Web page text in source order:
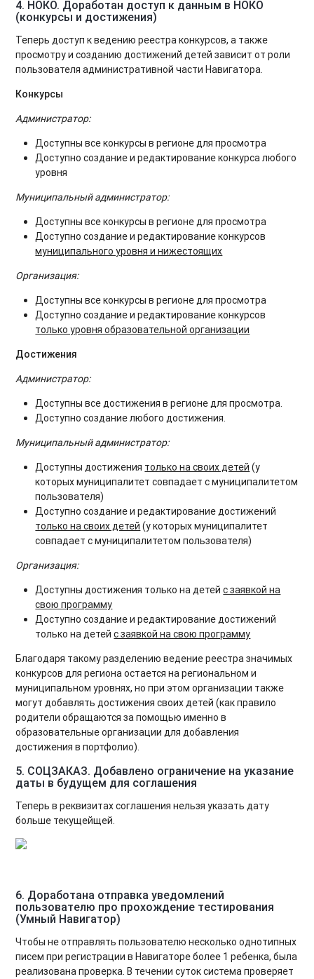
4. НОКО. Доработан доступ к данным в НОКО
(конкурсы и достижения)
Теперь доступ к ведению реестра конкурсов, а также
просмотру и созданию достижений детей зависит от роли
пользователя административной части Навигатора.
Конкурсы
Администратор:
Доступны все конкурсы в регионе для просмотра
Доступно создание и редактирование конкурса любого
уровня
Муниципальный администратор:
Доступны все конкурсы в регионе для просмотра
Доступно создание и редактирование конкурсов
муниципального уровня и нижестоящих
Организация:
Доступны все конкурсы в регионе для просмотра
Доступно создание и редактирование конкурсов
только уровня образовательной организации
Достижения
Администратор:
Доступны все достижения в регионе для просмотра.
Доступно создание любого достижения.
Муниципальный администратор:
Доступны достижения только на своих детей (у
которых муниципалитет совпадает с муниципалитетом
пользователя)
Доступно создание и редактирование достижений
только на своих детей (у которых муниципалитет
совпадает с муниципалитетом пользователя)
Организация:
Доступны достижения только на детейс заявкой на
свою программу
Доступно создание и редактирование достижений
только на детейс заявкой на свою программу
Благодаря такому разделению ведение реестра значимых
конкурсов для региона остается на региональном и
муниципальном уровнях, но при этом организации также
могут добавлять достижения своих детей (как правило
родители обращаются за помощью именно в
образовательные организации для добавления
достижения в портфолио).
5. СОЦЗАКАЗ. Добавлено ограничение на указание
даты в будущем для соглашения
Теперь в реквизитах соглашения нельзя указать дату
больше текущейщей.
6. Доработана отправка уведомлений
пользователю про прохождение тестирования
(Умный Навигатор)
Чтобы не отправлять пользователю несколько однотипных
писем при регистрации в Навигаторе более 1 ребенка, была
реализована проверка. В течении суток система проверяет